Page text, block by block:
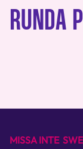
RUNDA
MISSA INTE